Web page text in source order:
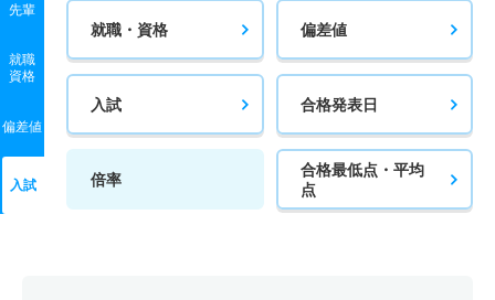
先輩
就職
資格
偏差値
入試
就職・資格 偏差値
入試 合格発表日
倍率
合格最低点・平均
点